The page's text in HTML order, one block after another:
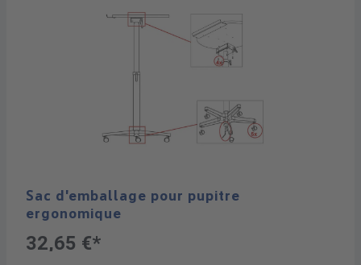
Sac d'emballage pour pupitre
ergonomique
32,65 €*